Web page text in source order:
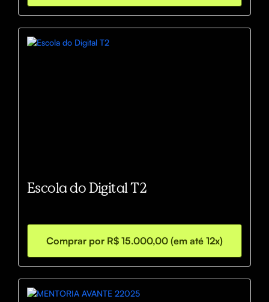
Escola do Digital T2
Comprar por R$ 15.000,00 (em até 12x)